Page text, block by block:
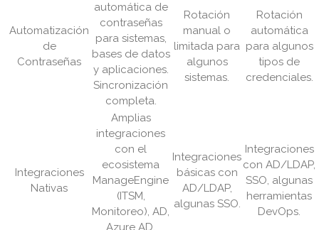
Automatización
de
Contraseñas
automática de
contraseñas
para sistemas,
bases de datos
y aplicaciones.
Sincronización
completa.
Rotación
manual o
limitada para
algunos
sistemas.
Rotación
automática
para algunos
tipos de
credenciales.
Integraciones
Nativas
Amplias
integraciones
con el
ecosistema
ManageEngine
(ITSM,
Monitoreo), AD,
Azure AD,
Integraciones
básicas con
AD/LDAP,
algunas SSO.
Integraciones
con AD/LDAP,
SSO, algunas
herramientas
DevOps.